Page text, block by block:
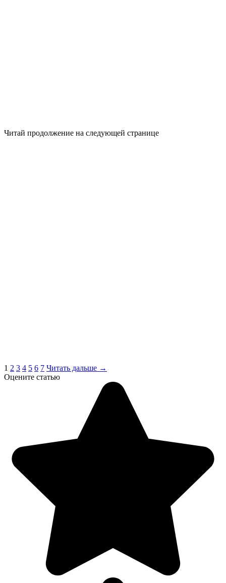
Читай продолжение на следующей странице
1 2 3 4 5 6 7 Читать дальше →
Оцените статью